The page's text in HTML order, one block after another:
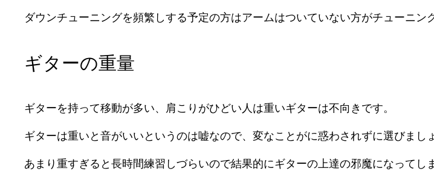
ダウンチューニングを頻繁しする予定の方はアームはついていない方がチューニン
ギターの重量
ギターを持って移動が多い、肩こりがひどい人は重いギターは不向きです。
ギターは重いと音がいいというのは嘘なので、変なことがに惑わされずに選びまし
あまり重すぎると長時間練習しづらいので結果的にギターの上達の邪魔になってし